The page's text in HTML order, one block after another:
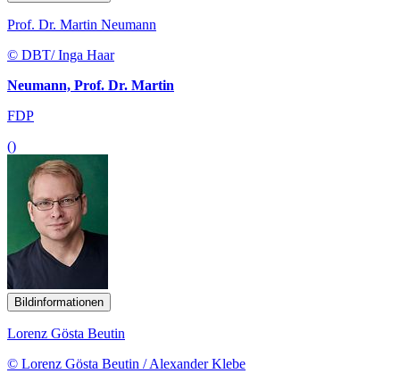
Prof. Dr. Martin Neumann
© DBT/ Inga Haar
Neumann, Prof. Dr. Martin
FDP
()
Bildinformationen
Lorenz Gösta Beutin
© Lorenz Gösta Beutin / Alexander Klebe